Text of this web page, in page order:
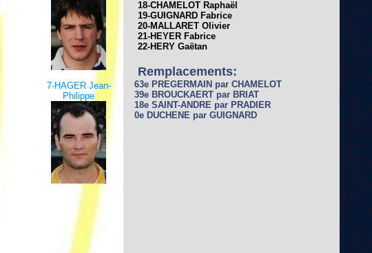
7-HAGER Jean-
Philippe
18-CHAMELOT Raphaël
19-GUIGNARD Fabrice
20-MALLARET Olivier
21-HEYER Fabrice
22-HERY Gaëtan
Remplacements:
63e PREGERMAIN par CHAMELOT
39e BROUCKAERT par BRIAT
18e SAINT-ANDRE par PRADIER
0e DUCHENE par GUIGNARD